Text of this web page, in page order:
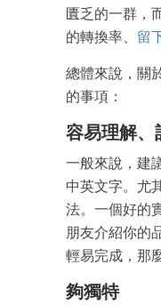
匱乏的一群，
的轉換率、 留
總體來說，關
的事項：
容易理解、
一般來說，建
中英文字。尤
法。一個好的
朋友介紹你的
輕易完成，那
夠獨特